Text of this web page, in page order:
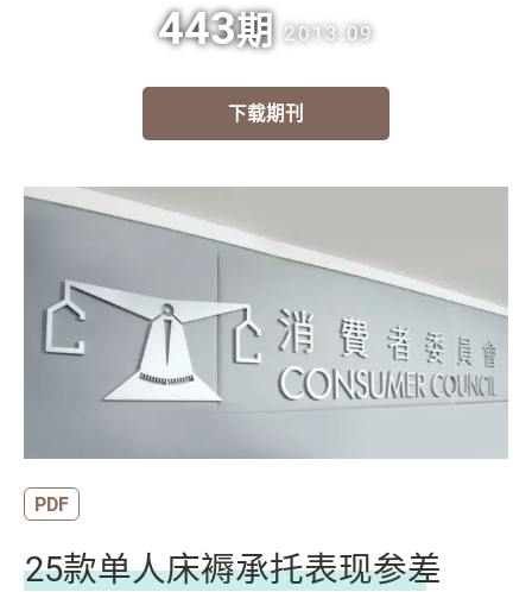
443期 2013.09
下载期刊
PDF
25款单人床褥承托表现参差